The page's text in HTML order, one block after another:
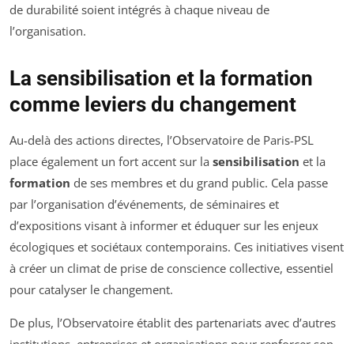
de durabilité soient intégrés à chaque niveau de
l’organisation.
La sensibilisation et la formation
comme leviers du changement
Au-delà des actions directes, l’Observatoire de Paris-PSL
place également un fort accent sur la sensibilisation et la
formation de ses membres et du grand public. Cela passe
par l’organisation d’événements, de séminaires et
d’expositions visant à informer et éduquer sur les enjeux
écologiques et sociétaux contemporains. Ces initiatives visent
à créer un climat de prise de conscience collective, essentiel
pour catalyser le changement.
De plus, l’Observatoire établit des partenariats avec d’autres